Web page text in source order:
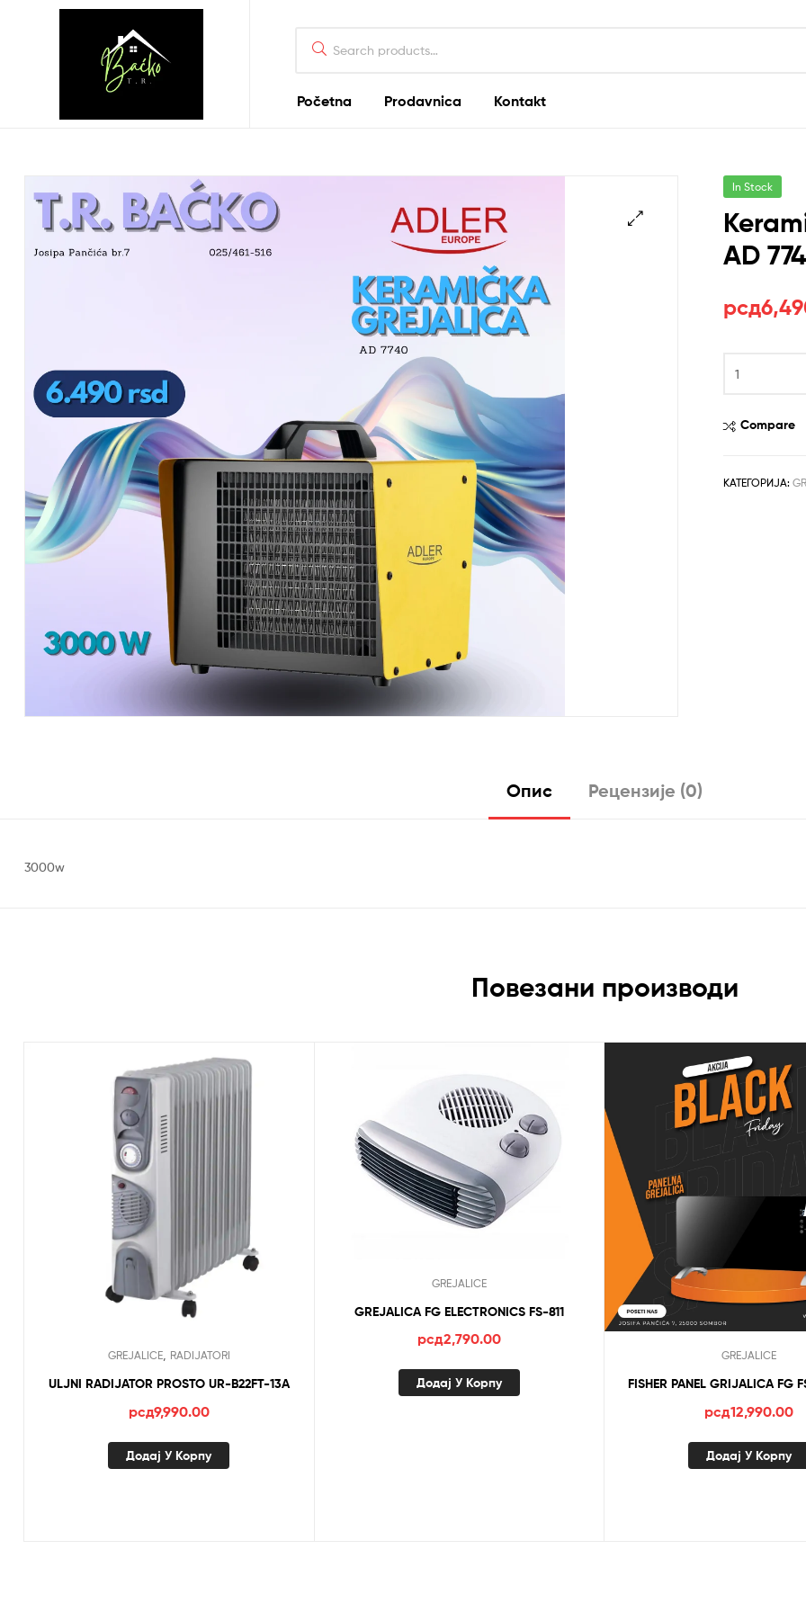
Sombor
Prodavnica
for:
Početna Prodavnica Kontakt
In Stock
AD
рсд
Grejalica
AD Compare
КАТЕГОРИЈА:
Опис Рецензије (0)
3000w
Повезани производи
GREJALICE, RADIJATORI
ULJNI RADIJATOR PROSTO UR-B22FT-13A
рсд9,990.00
Додај У Корпу
GREJALICE
GREJALICA FG ELECTRONICS FS-811
рсд2,790.00
Додај У Корпу
GREJALICE
FISHER PANEL GRIJALICA FG
рсд12,990.00
Додај У Корпу